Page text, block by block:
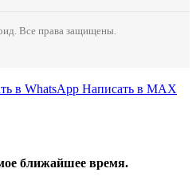
Все права защищены.
в WhatsApp Написать в MAX
ближайшее время.